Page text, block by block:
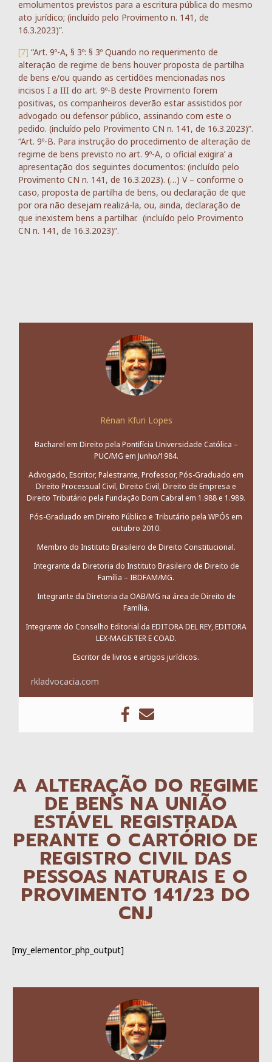
emolumentos previstos para a escritura pública do mesmo
ato jurídico; (incluído pelo Provimento n. 141, de
16.3.2023)”.
[7] “Art. 9º-A, § 3º: § 3º Quando no requerimento de
alteração de regime de bens houver proposta de partilha
de bens e/ou quando as certidões mencionadas nos
incisos I a III do art. 9º-B deste Provimento forem
positivas, os companheiros deverão estar assistidos por
advogado ou defensor público, assinando com este o
pedido. (incluído pelo Provimento CN n. 141, de 16.3.2023)”.
“Art. 9º-B. Para instrução do procedimento de alteração de
regime de bens previsto no art. 9º-A, o oficial exigira’ a
apresentação dos seguintes documentos: (incluído pelo
Provimento CN n. 141, de 16.3.2023). (…) V – conforme o
caso, proposta de partilha de bens, ou declaração de que
por ora não desejam realizá-la, ou, ainda, declaração de
que inexistem bens a partilhar. (incluído pelo Provimento
CN n. 141, de 16.3.2023)”.
Rénan Kfuri Lopes
Bacharel em Direito pela Pontifícia Universidade Católica –
PUC/MG em Junho/1984.
Advogado, Escritor, Palestrante, Professor, Pós-Graduado em
Direito Processual Civil, Direito Civil, Direito de Empresa e
Direito Tributário pela Fundação Dom Cabral em 1.988 e 1.989.
Pós-Graduado em Direito Público e Tributário pela WPÓS em
outubro 2010.
Membro do Instituto Brasileiro de Direito Constitucional.
Integrante da Diretoria do Instituto Brasileiro de Direito de
Família – IBDFAM/MG.
Integrante da Diretoria da OAB/MG na área de Direito de
Família.
Integrante do Conselho Editorial da EDITORA DEL REY, EDITORA
LEX-MAGISTER E COAD.
Escritor de livros e artigos jurídicos.
rkladvocacia.com
A ALTERAÇÃO DO REGIME
DE BENS NA UNIÃO
ESTÁVEL REGISTRADA
PERANTE O CARTÓRIO DE
REGISTRO CIVIL DAS
PESSOAS NATURAIS E O
PROVIMENTO 141/23 DO
CNJ
[my_elementor_php_output]